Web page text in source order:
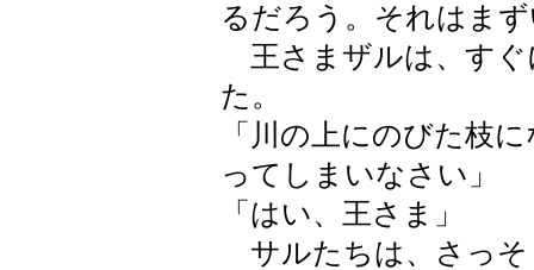
るだろう。それはま
王さまザルは、すぐ
た。
「川の上にのびた枝
ってしまいなさい」
「はい、王さま」
サルたちは、さっそ